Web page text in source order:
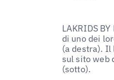
LAKRIDS
di uno dei
(a destra).
sul sito web
(sotto).